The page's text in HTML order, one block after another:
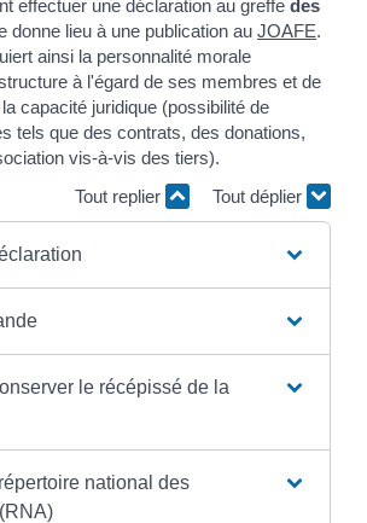
effectuer une déclaration au greffe des
donne lieu à une publication au JOAFE.
ainsi la personnalité morale
à l'égard de ses membres et de
capacité juridique (possibilité de
tels que des contrats, des donations,
vis-à-vis des tiers).
Tout replier
Tout déplier
le récépissé de la
national des